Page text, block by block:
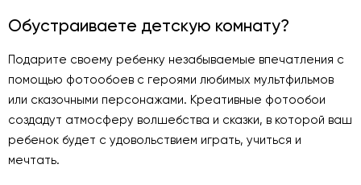
Обустраиваете детскую комнату?
Подарите своему ребенку незабываемые впечатления с
помощью фотообоев с героями любимых мультфильмов
или сказочными персонажами. Креативные фотообои
создадут атмосферу волшебства и сказки, в которой ваш
ребенок будет с удовольствием играть, учиться и
мечтать.